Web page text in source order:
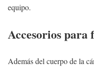
equipo.
Accesorios para
Además del cuerpo de la